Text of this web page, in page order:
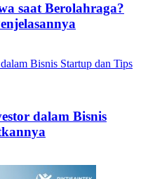
saat Berolahraga?
dalam Bisnis